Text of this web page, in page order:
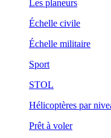
Les planeurs
Échelle civile
Échelle militaire
Sport
STOL
Hélicoptères par
Prêt à voler